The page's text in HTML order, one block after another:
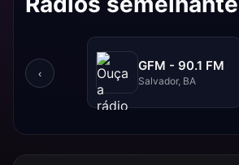
‹
GFM - 90.1 FM
Salvador, BA